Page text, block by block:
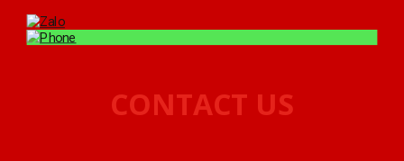
CONTACT US